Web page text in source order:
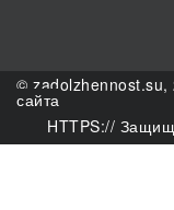
©
сайта
HTTPS://